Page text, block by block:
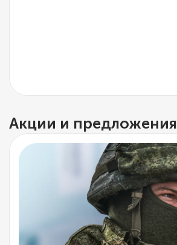
Акции и предложения